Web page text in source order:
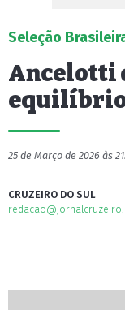
Seleção
Ancelotti
equilíbrio
25 de Março de 2026 às
CRUZEIRO DO SUL